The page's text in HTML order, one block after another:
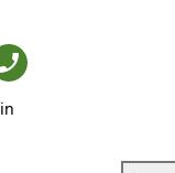
Telefon